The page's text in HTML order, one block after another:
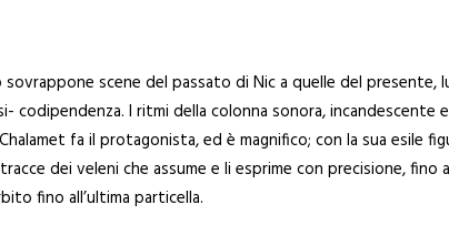
scene del passato di Nic a quelle del
codipendenza. I ritmi della colonna sonora,
fa il protagonista, ed è magnifico; con la sua
dei veleni che assume e li esprime con precisione,
fino all’ultima particella.